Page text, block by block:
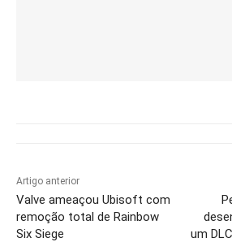
Artigo anterior
Valve ameaçou Ubisoft com
remoção total de Rainbow
Six Siege
um